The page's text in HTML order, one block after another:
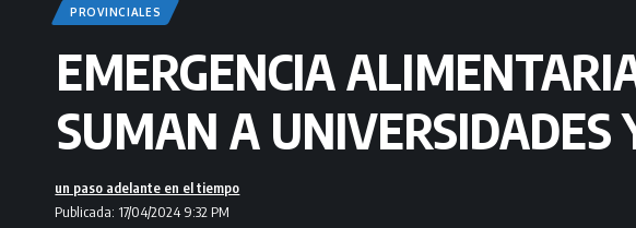
PROVINCIALES
EMERGENCIA
SUMAN A UNIVERSIDADES
Publicada: 17/04/2024 9:32 PM
un paso adelante en el tiempo